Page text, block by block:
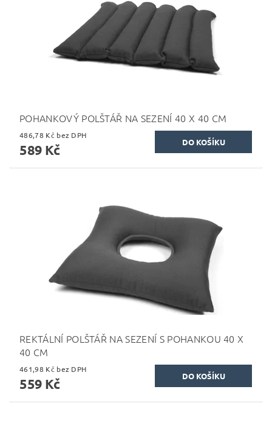
POHANKOVÝ POLŠTÁŘ NA SEZENÍ 40 X 40 CM
486,78 Kč bez DPH
589 Kč
REKTÁLNÍ POLŠTÁŘ NA SEZENÍ S POHANKOU 40 X
40 CM
461,98 Kč bez DPH
559 Kč